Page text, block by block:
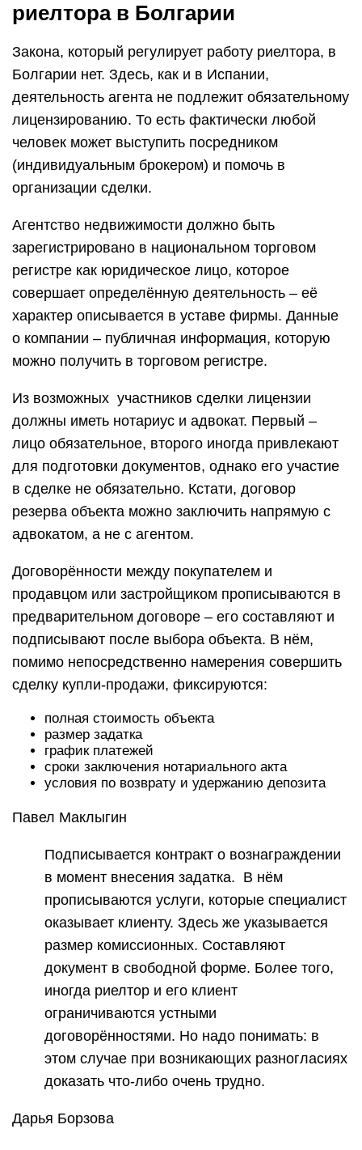
риелтора в Болгарии
Закона, который регулирует работу риелтора, в
Болгарии нет. Здесь, как и в Испании,
деятельность агента не подлежит обязательному
лицензированию. То есть фактически любой
человек может выступить посредником
(индивидуальным брокером) и помочь в
организации сделки.
Агентство недвижимости должно быть
зарегистрировано в национальном торговом
регистре как юридическое лицо, которое
совершает определённую деятельность – её
характер описывается в уставе фирмы. Данные
о компании – публичная информация, которую
можно получить в торговом регистре.
Из возможных участников сделки лицензии
должны иметь нотариус и адвокат. Первый –
лицо обязательное, второго иногда привлекают
для подготовки документов, однако его участие
в сделке не обязательно. Кстати, договор
резерва объекта можно заключить напрямую с
адвокатом, а не с агентом.
Договорённости между покупателем и
продавцом или застройщиком прописываются в
предварительном договоре – его составляют и
подписывают после выбора объекта. В нём,
помимо непосредственно намерения совершить
сделку купли-продажи, фиксируются:
полная стоимость объекта
размер задатка
график платежей
сроки заключения нотариального акта
условия по возврату и удержанию депозита
Павел Маклыгин
Подписывается контракт о вознаграждении
в момент внесения задатка. В нём
прописываются услуги, которые специалист
оказывает клиенту. Здесь же указывается
размер комиссионных. Составляют
документ в свободной форме. Более того,
иногда риелтор и его клиент
ограничиваются устными
договорённостями. Но надо понимать: в
этом случае при возникающих разногласиях
доказать что-либо очень трудно.
Дарья Борзова